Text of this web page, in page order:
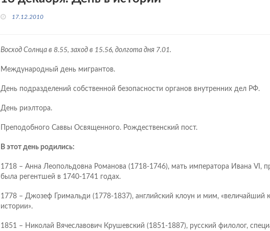
17.12.2010
Восход Солнца в 8.55, заход в 15.56, долгота дня 7.01.
Международный день мигрантов.
День подразделений собственной безопасности органов внутренних дел РФ.
День риэлтора.
Преподобного Саввы Освященного. Рождественский пост.
В этот день родились:
1718 – Анна Леопольдовна Романова (1718-1746), мать императора Ивана VI,
была регентшей в 1740-1741 годах.
1778 – Джозеф Гримальди (1778-1837), английский клоун и мим, «величайший
истории».
1851 – Николай Вячеславович Крушевский (1851-1887), русский филолог,